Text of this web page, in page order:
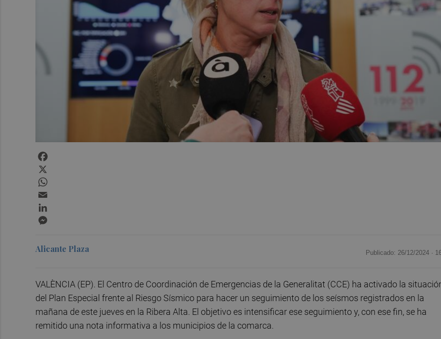
Alicante Plaza Publicado: 26/12/2024 ·
VALÈNCIA (EP). El Centro de Coordinación de Emergencias de la Generalitat (CCE) ha activado la
del Plan Especial frente al Riesgo Sísmico para hacer un seguimiento de los seísmos registrados en la
mañana de este jueves en la Ribera Alta. El objetivo es intensificar ese seguimiento y, con ese fin, se ha
remitido una nota informativa a los municipios de la comarca.